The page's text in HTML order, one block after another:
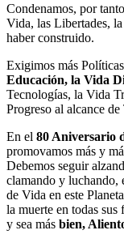
Condenamos, por
Vida, las Libertades,
haber construido.
Exigimos más
Educación, la Vida
Tecnologías, la Vida
Progreso al alcance
En el 80 Aniversario
promovamos más y
Debemos seguir
clamando y luchando,
de Vida en este
la muerte en todas
y sea más bien,